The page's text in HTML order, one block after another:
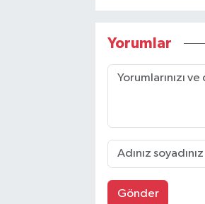
Yorumlar
Gönder